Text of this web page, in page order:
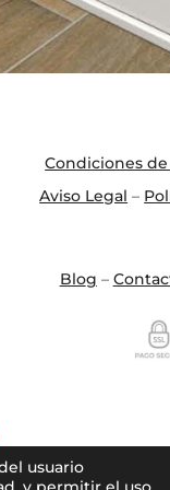
Condiciones de
Aviso Legal –
Blog –
usuario